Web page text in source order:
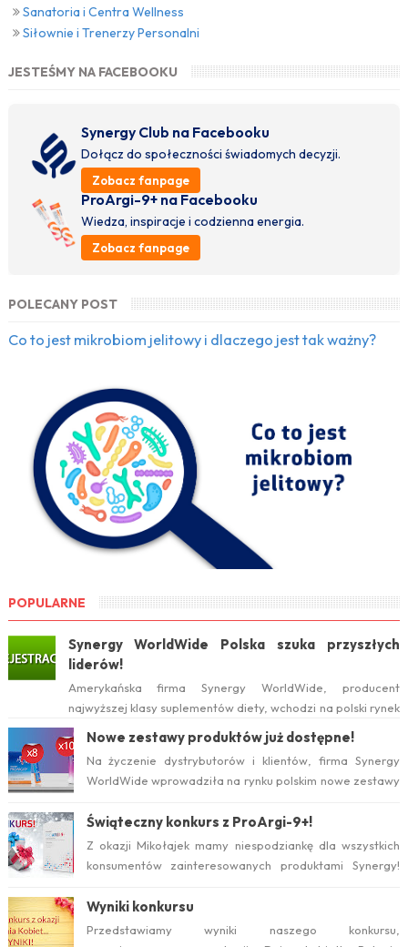
Sanatoria i Centra Wellness
Siłownie i Trenerzy Personalni
JESTEŚMY NA FACEBOOKU
Synergy Club na Facebooku
Dołącz do społeczności świadomych decyzji.
Zobacz fanpage
ProArgi-9+ na Facebooku
Wiedza, inspiracje i codzienna energia.
Zobacz fanpage
POLECANY POST
Co to jest mikrobiom jelitowy i dlaczego jest tak ważny?
POPULARNE
Synergy WorldWide Polska szuka przyszłych
liderów!
Amerykańska firma Synergy WorldWide, producent
najwyższej klasy suplementów diety, wchodzi na polski rynek
już w tym roku. Serwis internetow...
Nowe zestawy produktów już dostępne!
Na życzenie dystrybutorów i klientów, firma Synergy
WorldWide wprowadziła na rynku polskim nowe zestawy
Świąteczny konkurs z ProArgi-9+!
Z okazji Mikołajek mamy niespodziankę dla wszystkich
konsumentów zainteresowanych produktami Synergy!
Wyniki konkursu
Przedstawiamy wyniki naszego konkursu,